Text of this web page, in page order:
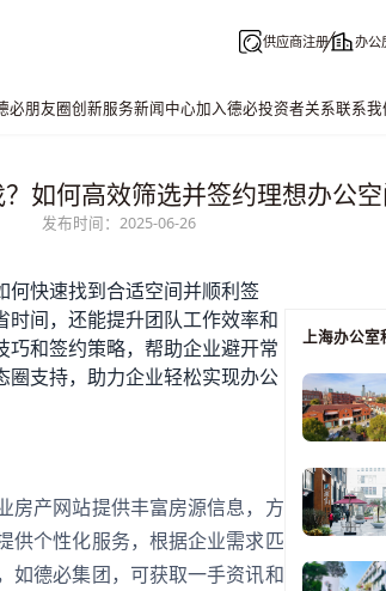
供应商注册 办公
必朋友圈创新服务新闻中心加入德必投资者关系联系我
如何高效筛选并签约理想办公空
发布时间：2025-06-26
何快速找到合适空间并顺利签
间，还能提升团队工作效率和
和签约策略，帮助企业避开常
圈支持，助力企业轻松实现办公
房产网站提供丰富房源信息，方
供个性化服务，根据企业需求匹
如德必集团，可获取一手资讯和
上海办公室